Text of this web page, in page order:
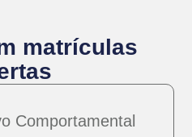
matrículas
Comportamental